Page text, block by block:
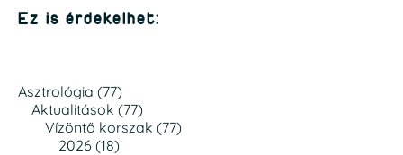
Ez is érdekelhet:
Asztrológia (77)
Aktualitások (77)
Vízöntő korszak (77)
2026 (18)